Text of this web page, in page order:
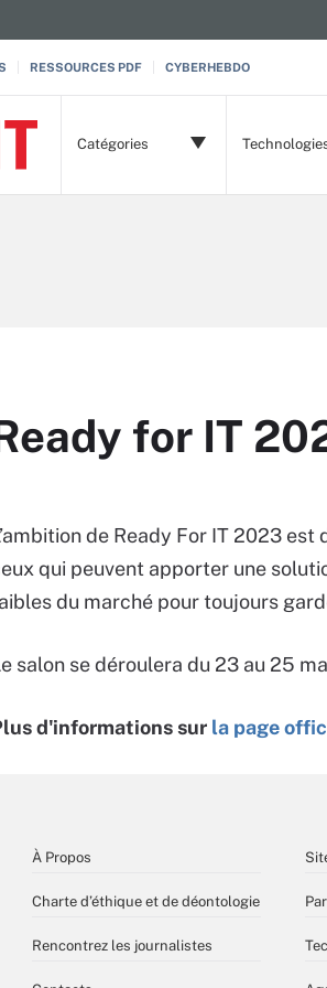
RESSOURCES PDF CYBERHEBDO
Catégories
for IT
de Ready For IT 2023
qui peuvent apporter une
du marché pour toujours
salon se déroulera du 23 au 25
d'informations sur la page
À Propos
Charte d’éthique et de déontologie
Rencontrez les journalistes